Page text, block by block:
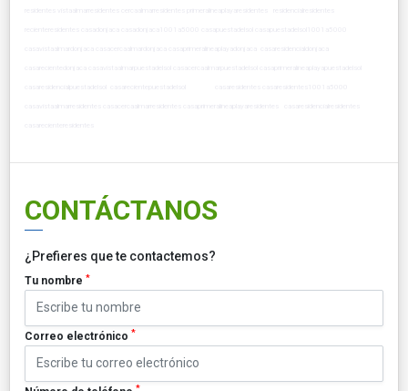
CONTÁCTANOS
¿Prefieres que te contactemos?
Tu nombre *
Correo electrónico *
*